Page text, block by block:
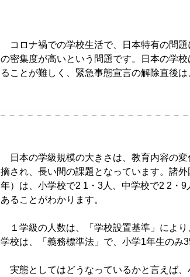
コロナ禍での学校生活で、日本特有の問
の密集度が高いという問題です。日本の学
ることが難しく、緊急事態宣言の解除直後
日本の学級規模の大きさは、教育内容の
摘され、長い間の課題となっています。諸
年）は、小学校で2 1・3人、中学校で2 2・
あることがわかります。
１学級の人数は、「学校設置基準」によ
学校は、「義務標準法」で、小学1年生のみ
実態としてはどうなっているかと言えば